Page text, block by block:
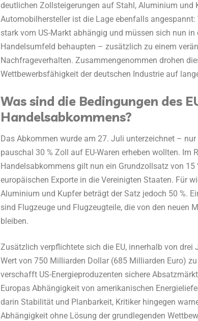
deutlichen Zollsteigerungen auf Stahl, Aluminium und
Automobilhersteller ist die Lage ebenfalls angespannt:
stark vom US-Markt abhängig und müssen sich nun
Handelsumfeld behaupten – zusätzlich zu einem
Nachfrageverhalten. Zusammengenommen drohen
Wettbewerbsfähigkeit der deutschen Industrie auf
Was sind die Bedingungen des
Handelsabkommens?
Das Abkommen wurde am 27. Juli unterzeichnet – nur
pauschal 30 % Zoll auf EU-Waren erheben wollten. Im
Handelsabkommens gilt nun ein Grundzollsatz von 15
europäischen Exporte in die Vereinigten Staaten. Für
Aluminium und Kupfer beträgt der Satz jedoch 50 %.
sind Flugzeuge und Flugzeugteile, die von den neuen
bleiben.
Zusätzlich verpflichtete sich die EU, innerhalb von drei
Wert von 750 Milliarden Dollar (685 Milliarden Euro)
verschafft US-Energieproduzenten sichere
Europas Abhängigkeit von amerikanischen
darin Stabilität und Planbarkeit, Kritiker hingegen
Abhängigkeit ohne Lösung der grundlegenden